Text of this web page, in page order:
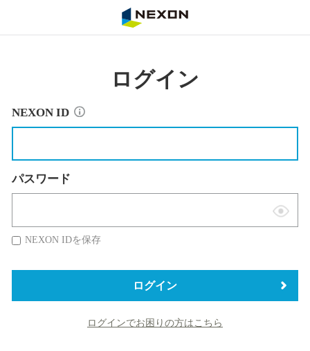
ログイン
NEXON ID
パスワード
表
替
NEXON IDを保存
ログイン
ログインでお困りの方はこちら